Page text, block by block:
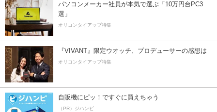
パソコンメーカー社員が本気で選ぶ「10万円台PC3
選」
オリコンタイアップ特集
『VIVANT』限定ウオッチ、プロデューサーの感想は
オリコンタイアップ特集
自販機にピッ！ですぐに買えちゃう
（PR）ジハンピ